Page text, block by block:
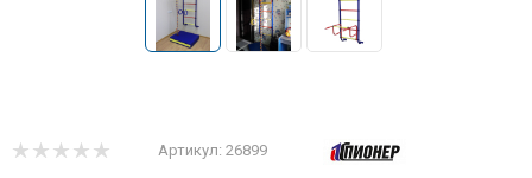
Артикул: 26899